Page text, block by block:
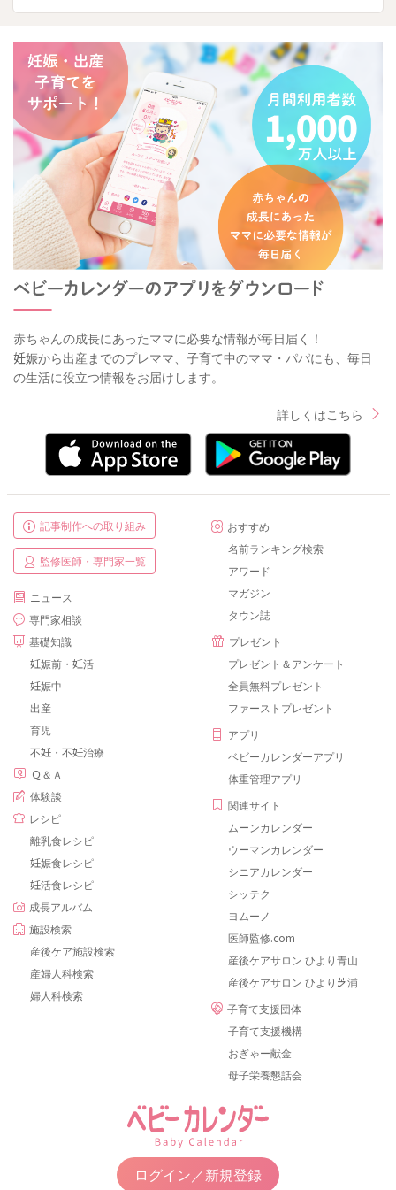
赤ちゃんの成長にあったママに必要な情報が毎日届く！
妊娠から出産までのプレママ、子育て中のママ・パパにも、毎日
の生活に役立つ情報をお届けします。
詳しくはこちら
記事制作への取り組み
監修医師・専門家一覧
ニュース
専門家相談
基礎知識
妊娠前・妊活
妊娠中
出産
育児
不妊・不妊治療
Ｑ＆Ａ
体験談
レシピ
離乳食レシピ
妊娠食レシピ
妊活食レシピ
成長アルバム
施設検索
産後ケア施設検索
産婦人科検索
婦人科検索
おすすめ
名前ランキング検索
アワード
マガジン
タウン誌
プレゼント
プレゼント＆アンケート
全員無料プレゼント
ファーストプレゼント
アプリ
ベビーカレンダーアプリ
体重管理アプリ
関連サイト
ムーンカレンダー
ウーマンカレンダー
シニアカレンダー
シッテク
ヨムーノ
医師監修.com
産後ケアサロン ひより青山
産後ケアサロン ひより芝浦
子育て支援団体
子育て支援機構
おぎゃー献金
母子栄養懇話会
ログイン／新規登録